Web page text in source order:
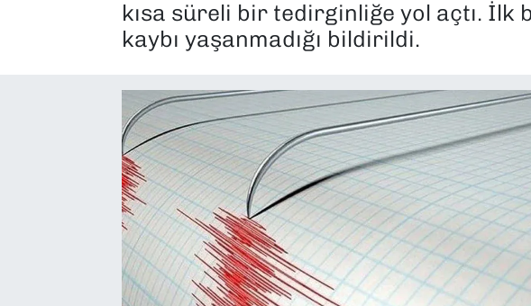
kısa süreli bir tedirginliğe yol açtı.
kaybı yaşanmadığı bildirildi.
TEKNOLOJİ
YEREL YÖNETİMLER